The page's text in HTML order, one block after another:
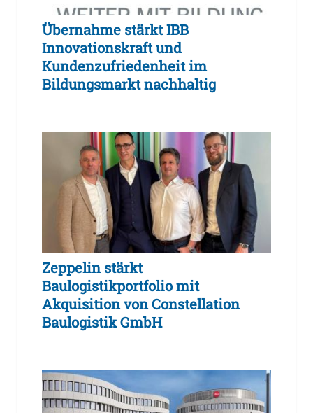
Übernahme stärkt IBB
Innovationskraft und
Kundenzufriedenheit im
Bildungsmarkt nachhaltig
Zeppelin stärkt
Baulogistikportfolio mit
Akquisition von Constellation
Baulogistik GmbH